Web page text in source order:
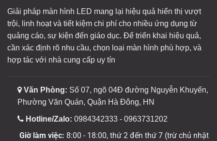
Giải pháp màn hình LED mang lại hiệu quả hiển thị vượt
trội, linh hoạt và tiết kiệm chi phí cho nhiều ứng dụng từ
quảng cáo, sự kiện đến giáo dục. Để triển khai hiệu quả,
cần xác định rõ nhu cầu, chọn loại màn hình phù hợp, và
hợp tác với nhà cung cấp uy tín
Văn Phòng: Số 07, ngõ 04Đ đường Nguyễn Khuyến,
Phường Văn Quán, Quận Hà Đông, HN
Hotline/Zalo: 0984342333 - 0963731202
Giờ làm việc: 8:00 - 18:00, thứ 2 đến thứ 7 (trừ chủ nhật